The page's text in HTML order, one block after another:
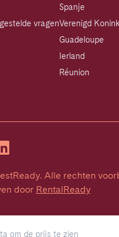
om de prijs te zien
vragen
Spanje
Verenigd
Guadeloupe
Ierland
Réunion
. Alle rechten
door RentalReady